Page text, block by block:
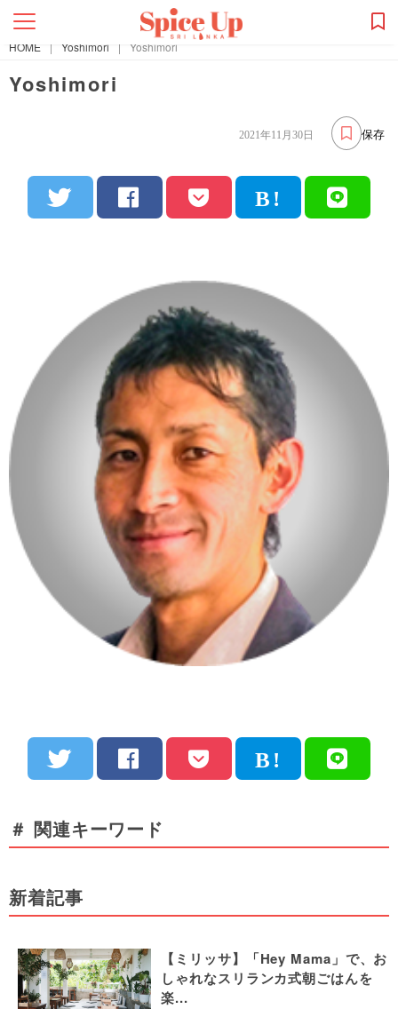
HOME | Yoshimori | Yoshimori
Yoshimori
保存
2021年11月30日
＃ 関連キーワード
新着記事
【ミリッサ】「Hey Mama」で、お
しゃれなスリランカ式朝ごはんを
楽...